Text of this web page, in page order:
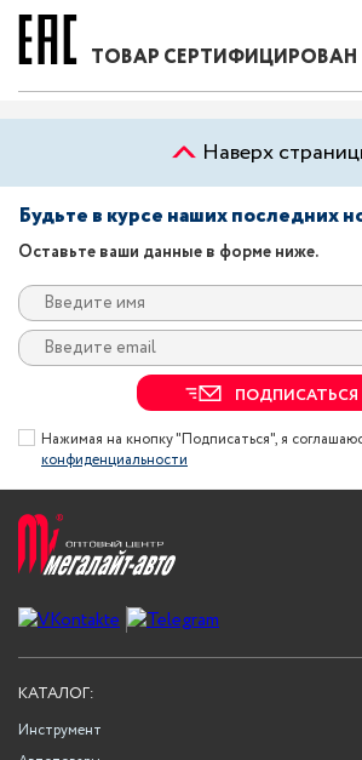
ТОВАР СЕРТИФИЦИРОВАН
Наверх
Будьте в курсе наших последних
Оставьте ваши данные в форме ниже.
ПОДПИСАТЬСЯ
Нажимая на кнопку "Подписаться", я
конфиденциальности
КАТАЛОГ:
Инструмент